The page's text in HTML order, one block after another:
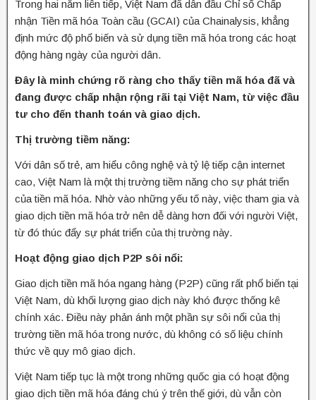
Trong hai năm liên tiếp, Việt Nam đã dẫn đầu Chỉ số Chấp
nhận Tiền mã hóa Toàn cầu (GCAI) của Chainalysis, khẳng
định mức độ phổ biến và sử dụng tiền mã hóa trong các hoạt
động hàng ngày của người dân.
Đây là minh chứng rõ ràng cho thấy tiền mã hóa đã và
đang được chấp nhận rộng rãi tại Việt Nam, từ việc đầu
tư cho đến thanh toán và giao dịch.
Thị trường tiềm năng:
Với dân số trẻ, am hiểu công nghệ và tỷ lệ tiếp cận internet
cao, Việt Nam là một thị trường tiềm năng cho sự phát triển
của tiền mã hóa. Nhờ vào những yếu tố này, việc tham gia và
giao dịch tiền mã hóa trở nên dễ dàng hơn đối với người Việt,
từ đó thúc đẩy sự phát triển của thị trường này.
Hoạt động giao dịch P2P sôi nổi:
Giao dịch tiền mã hóa ngang hàng (P2P) cũng rất phổ biến tại
Việt Nam, dù khối lượng giao dịch này khó được thống kê
chính xác. Điều này phản ánh một phần sự sôi nổi của thị
trường tiền mã hóa trong nước, dù không có số liệu chính
thức về quy mô giao dịch.
Việt Nam tiếp tục là một trong những quốc gia có hoạt động
giao dịch tiền mã hóa đáng chú ý trên thế giới, dù vẫn còn